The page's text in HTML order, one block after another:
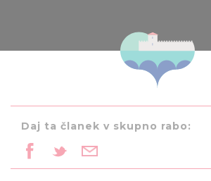
Daj ta članek v skupno rabo: